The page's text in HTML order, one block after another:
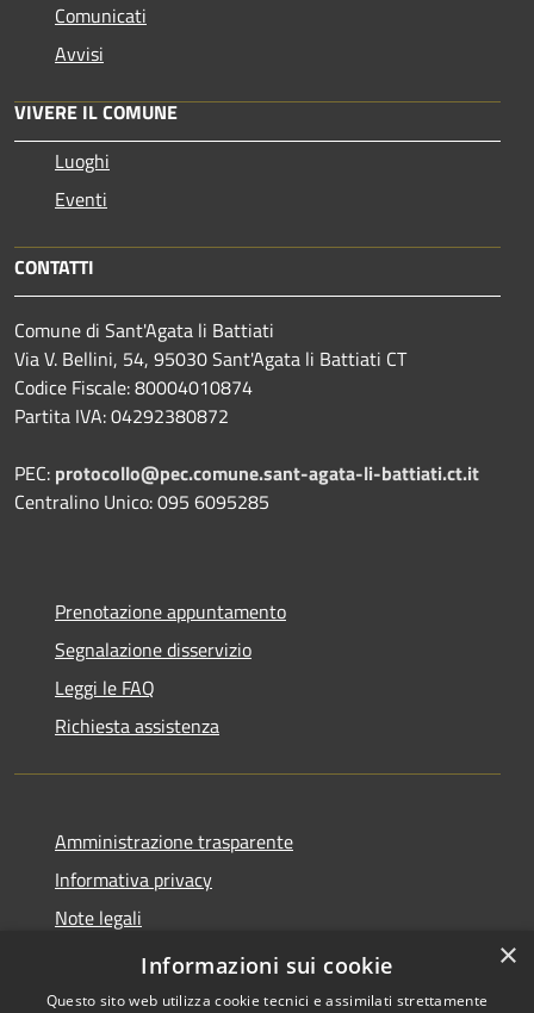
Comunicati
Avvisi
VIVERE IL COMUNE
Luoghi
Eventi
CONTATTI
Comune di Sant'Agata li Battiati
Via V. Bellini, 54, 95030 Sant'Agata li Battiati CT
Codice Fiscale: 80004010874
Partita IVA: 04292380872
PEC: protocollo@pec.comune.sant-agata-li-battiati.ct.it
Centralino Unico: 095 6095285
Prenotazione appuntamento
Segnalazione disservizio
Leggi le FAQ
Richiesta assistenza
Amministrazione trasparente
Informativa privacy
Note legali
Dichiarazione di accessibilità
×
Informazioni sui cookie
Questo sito web utilizza cookie tecnici e assimilati strettamente